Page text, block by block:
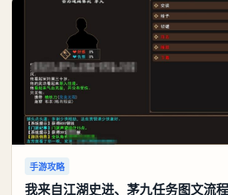
索。2、奖励（打赢3星“通行正义”
点、经验：快速升级、买装备。S级
件：
手游攻略
我来自江湖史进、茅九任务图文流